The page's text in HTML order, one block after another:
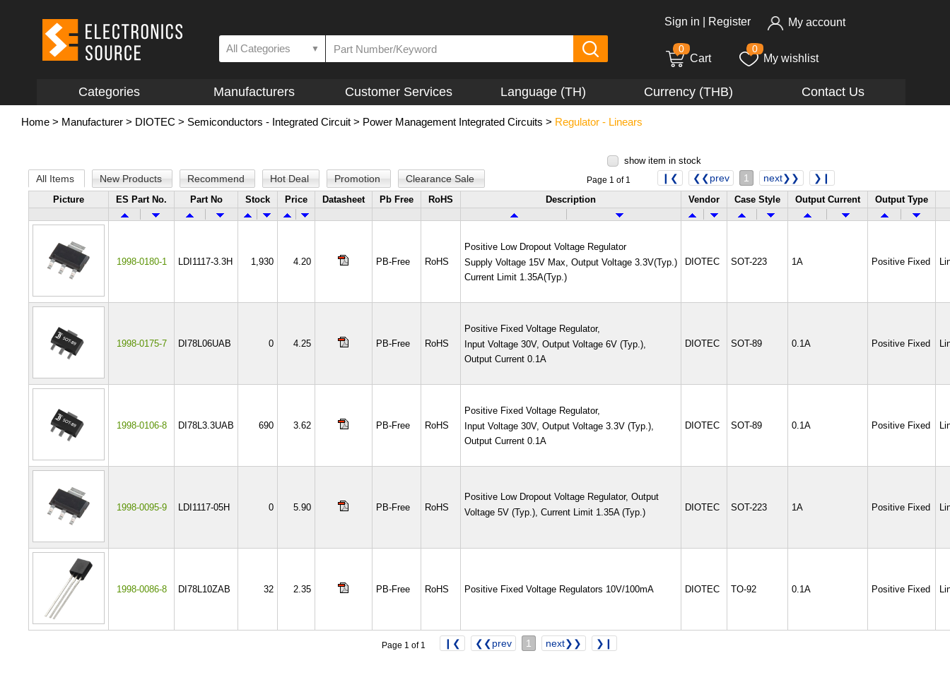
All Categories ▼
Sign in Register My account
0
Cart
0
My wishlist
Categories Manufacturers Customer Services Language (TH) Currency (THB) Contact Us
Home > Manufacturer > DIOTEC > Semiconductors - Integrated Circuit > Power Management Integrated Circuits > Regulator - Linears
show item in stock
All Items New Products Recommend Hot Deal Promotion Clearance Sale Page 1 of 1 ❙❮ ❮❮prev 1 next❯❯ ❯❙
Picture ES Part No. Part No Stock Price Datasheet Pb Free RoHS Description Vendor Case Style Output Current Output Type
1998-0180-1 LDI1117-3.3H 1,930 4.20 PB-Free RoHS
Positive Low Dropout Voltage Regulator
Supply Voltage 15V Max, Output Voltage 3.3V(Typ.)
Current Limit 1.35A(Typ.)
DIOTEC SOT-223 1A Positive Fixed
1998-0175-7 DI78L06UAB 0 4.25 PB-Free RoHS
Positive Fixed Voltage Regulator,
Input Voltage 30V, Output Voltage 6V (Typ.),
Output Current 0.1A
DIOTEC SOT-89 0.1A Positive Fixed
1998-0106-8 DI78L3.3UAB 690 3.62 PB-Free RoHS
Positive Fixed Voltage Regulator,
Input Voltage 30V, Output Voltage 3.3V (Typ.),
Output Current 0.1A
DIOTEC SOT-89 0.1A Positive Fixed
1998-0095-9 LDI1117-05H 0 5.90 PB-Free RoHS
Positive Low Dropout Voltage Regulator, Output
Voltage 5V (Typ.), Current Limit 1.35A (Typ.)
DIOTEC SOT-223 1A Positive Fixed
1998-0086-8 DI78L10ZAB 32 2.35 PB-Free RoHS Positive Fixed Voltage Regulators 10V/100mA DIOTEC TO-92 0.1A Positive Fixed
Page 1 of 1 ❙❮ ❮❮prev 1 next❯❯ ❯❙